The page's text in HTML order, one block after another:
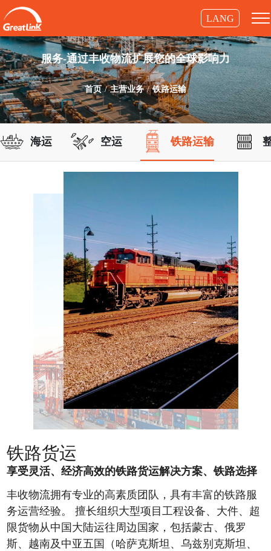
LANG
服务-通过丰收物流扩展您的全球影响力
首页 主营业务 铁路运输
海运 空运 铁路运输
铁路货运
享受灵活、经济高效的铁路货运解决方案、铁路选择
丰收物流拥有专业的高素质团队，具有丰富的铁路服
务运营经验。
擅长组织大型项目工程设备、大件、超
限货物从中国大陆运往周边国家，包括蒙古、俄罗
斯、越南及中亚五国（哈萨克斯坦、乌兹别克斯坦、